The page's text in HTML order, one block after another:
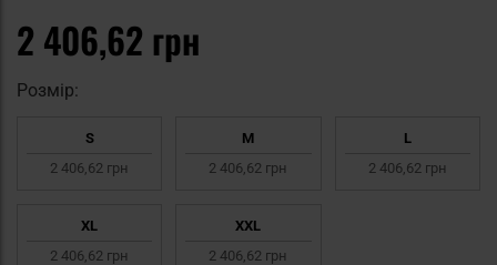
2 406,62 грн
Pозмір:
S
2 406,62 грн
M
2 406,62 грн
L
2 406,62 грн
XL
2 406,62 грн
XXL
2 406,62 грн